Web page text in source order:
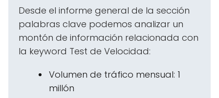
Desde el informe general de la sección
palabras clave podemos analizar un
montón de información relacionada con
la keyword Test de Velocidad:
Volumen de tráfico mensual: 1
millón